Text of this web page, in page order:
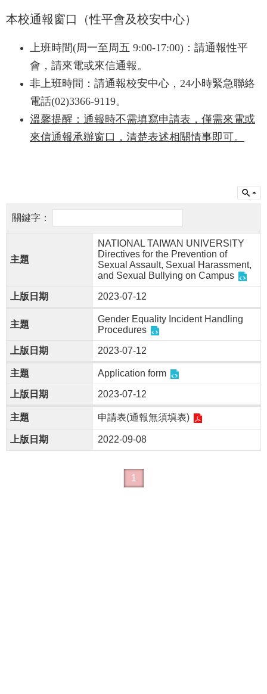
本校通報窗口（性平會及校安中心）
上班時間(周一至周五 9:00-17:00)：請通報性平
會，請來電或來信通報。
非上班時間：請通報校安中心，24小時緊急聯絡
電話(02)3366-9119。
溫馨提醒：通報時不需填寫申請表，僅需來電或
來信通報承辦窗口，清楚表述相關情事即可。
NATIONAL TAIWAN UNIVERSITY
Directives for the Prevention of
Sexual Assault, Sexual Harassment,
and Sexual Bullying on Campus
2023-07-12
Gender Equality Incident Handling
Procedures
2023-07-12
Application form
2023-07-12
申請表(通報無須填表)
2022-09-08
1